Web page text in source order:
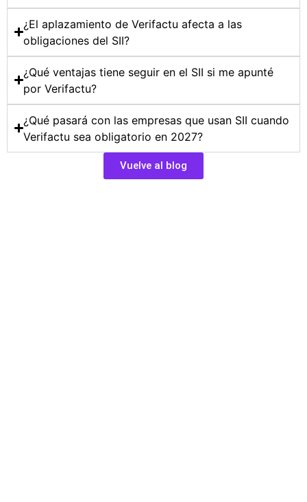
¿El aplazamiento de Verifactu afecta a las
obligaciones del SII?
¿Qué ventajas tiene seguir en el SII si me apunté
por Verifactu?
¿Qué pasará con las empresas que usan SII cuando
Verifactu sea obligatorio en 2027?
Vuelve al blog